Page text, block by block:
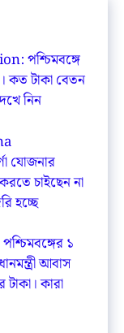
পশ্চিমবঙ্গে
কত টাকা বেতন
নিন
যোজনার
চাইছেন না
হচ্ছে
১
আবাস
কারা